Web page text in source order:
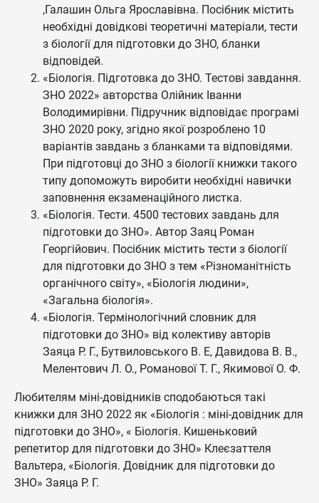
,Галашин Ольга Ярославівна. Посібник містить
необхідні довідкові теоретичні матеріали, тести
з біології для підготовки до ЗНО, бланки
відповідей.
«Біологія. Підготовка до ЗНО. Тестові завдання.
ЗНО 2022» авторства Олійник Іванни
Володимирівни. Підручник відповідає програмі
ЗНО 2020 року, згідно якої розроблено 10
варіантів завдань з бланками та відповідями.
При підготовці до ЗНО з біології книжки такого
типу допоможуть виробити необхідні навички
заповнення екзаменаційного листка.
«Біологія. Тести. 4500 тестових завдань для
підготовки до ЗНО». Автор Заяц Роман
Георгійович. Посібник містить тести з біології
для підготовки до ЗНО з тем «Різноманітність
органічного світу», «Біологія людини»,
«Загальна біологія».
«Біологія. Термінологічний словник для
підготовки до ЗНО» від колективу авторів
Заяца Р. Г., Бутвиловського В. Е, Давидова В. В.,
Мелентович Л. О., Романової Т. Г., Якимової О. Ф.
Любителям міні-довідників сподобаються такі
книжки для ЗНО 2022 як «Біологія : міні-довідник для
підготовки до ЗНО», « Біологія. Кишеньковий
репетитор для підготовки до ЗНО» Клеєзаттеля
Вальтера, «Біологія. Довідник для підготовки до
ЗНО» Заяца Р. Г.